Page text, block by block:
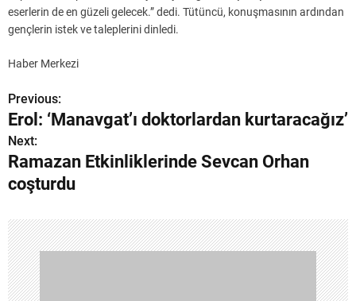
eserlerin de en güzeli gelecek.” dedi. Tütüncü, konuşmasının ardından
gençlerin istek ve taleplerini dinledi.
Haber Merkezi
Y
a
z
ı
g
e
z
Previous:
Erol: ‘Manavgat’ı doktorlardan kurtaracağız’
Next:
Ramazan Etkinliklerinde Sevcan Orhan
coşturdu